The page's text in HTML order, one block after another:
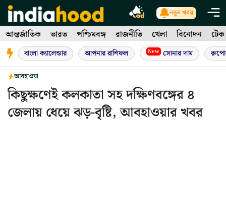
Skip
to
content
নতুন খবর
আন্তর্জাতিক ভারত পশ্চিমবঙ্গ রাজনীতি খেলা বিনোদন টেক
বাংলা ক্যালেন্ডার আপনার রাশিফল New সোনার দাম
আবহাওয়া
কিছুক্ষণেই কলকাতা সহ দক্ষিণবঙ্গের ৪
জেলায় ধেয়ে ঝড়-বৃষ্টি, আবহাওয়ার খবর